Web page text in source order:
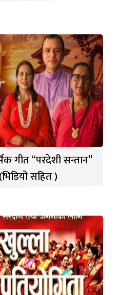
गीत “परदेशी सन्तान”
सहित )